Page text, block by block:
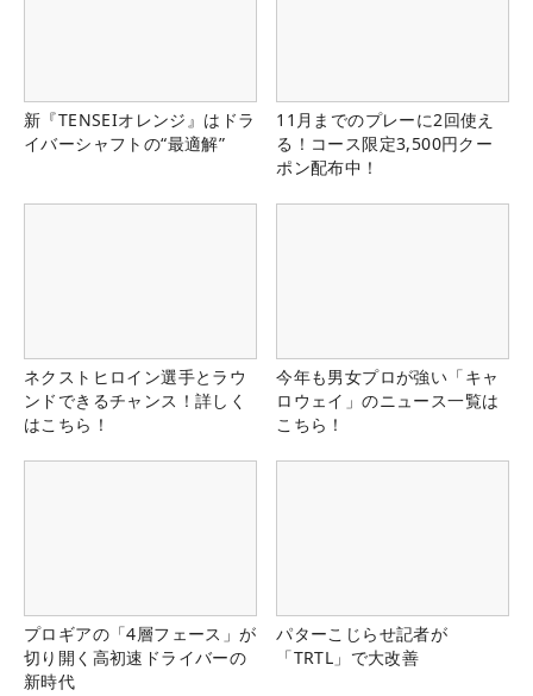
新『TENSEIオレンジ』はドラ
イバーシャフトの“最適解”
11月までのプレーに2回使え
る！コース限定3,500円クー
ポン配布中！
ネクストヒロイン選手とラウ
ンドできるチャンス！詳しく
はこちら！
今年も男女プロが強い「キャ
ロウェイ」のニュース一覧は
こちら！
プロギアの「4層フェース」が
切り開く高初速ドライバーの
新時代
パターこじらせ記者が
「TRTL」で大改善